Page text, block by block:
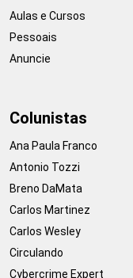
Aulas e Cursos
Pessoais
Anuncie
Colunistas
Ana Paula Franco
Antonio Tozzi
Breno DaMata
Carlos Martinez
Carlos Wesley
Circulando
Cybercrime Expert